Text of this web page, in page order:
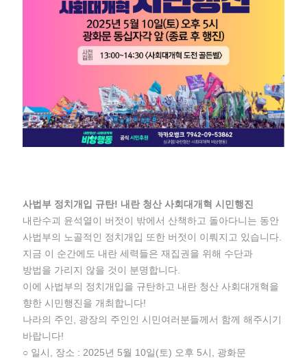
사법부 정치개입 규탄! 내란 청산 사회대개혁 시민행진
내란수괴 윤석열이 버젓이 밖에서 산책하고 돌아다니는 동안
사법부의 노골적인 정치개입 또한 버젓이 이뤄지고 있습니다.
지금 이 순간에도 내란 세력들은 재집권을 위해 수단과
방법을 가리지 않을 것이 분명합니다.
이에 사법부의 정치개입을 규탄하고 내란 청산 사회대개혁을
향한 시민행진을 개최합니다!
나라의 주인, 광장의 주인인 시민여러분들께서 함께 해주시기
바랍니다!
○ 일시, 장소 : 2025년 5월 10일(토) 오후 5시, 광화문